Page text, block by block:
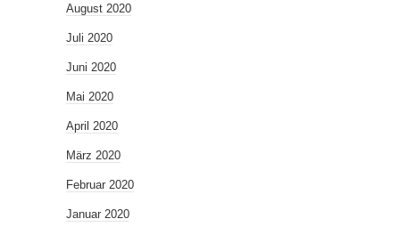
August 2020
Juli 2020
Juni 2020
Mai 2020
April 2020
März 2020
Februar 2020
Januar 2020